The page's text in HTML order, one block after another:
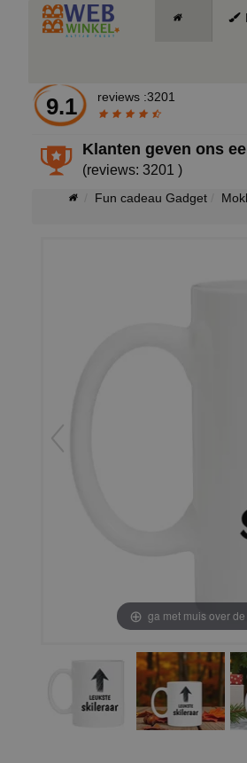
9.1 reviews :3201
Klanten geven ons
(reviews: 3201 )
Fun cadeau Gadget
ga met muis over